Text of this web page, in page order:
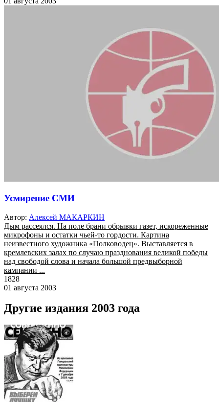
Усмирение СМИ
Автор: Алексей МАКАРКИН
Дым рассеялся. На поле брани обрывки газет, искореженные
микрофоны и остатки чьей-то гордости. Картина
неизвестного художника «Полководец». Выставляется в
кремлевских залах по случаю празднования великой победы
над свободой слова и начала большой предвыборной
кампании ...
1828
01 августа 2003
Другие издания 2003 года